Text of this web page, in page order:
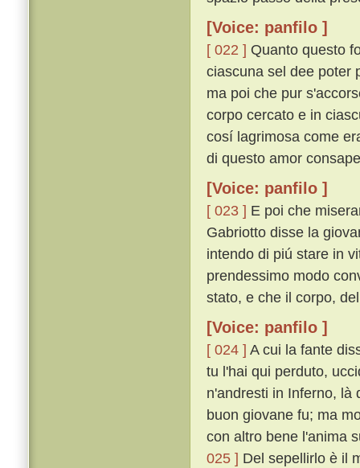
[Voice: panfilo ]
[ 022 ] Quanto questo
ciascuna sel dee poter
ma poi che pur
corpo cercato e in
cosí lagrimosa come
di questo amor
[Voice: panfilo ]
[ 023 ] E poi che
Gabriotto disse la
intendo di piú stare in
prendessimo modo
stato, e che il corpo,
[Voice: panfilo ]
[ 024 ] A cui la fante
tu l'hai qui perduto,
n'andresti in Inferno, là
buon giovane fu; ma
con altro bene l'anima
025 ] Del sepellirlo è il